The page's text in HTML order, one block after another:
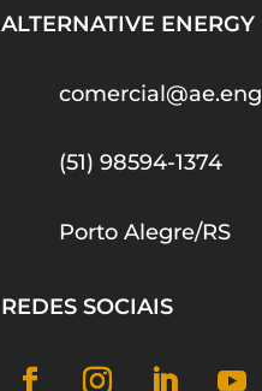
ALTERNATIVE ENERGY
(51) 98594-1374
Porto Alegre/RS
REDES SOCIAIS